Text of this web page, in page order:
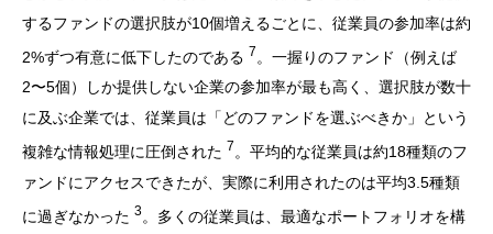
するファンドの選択肢が10個増えるごとに、従業員の参加率は約
2%ずつ有意に低下したのである 7 。一握りのファンド（例えば
2〜5個）しか提供しない企業の参加率が最も高く、選択肢が数十
に及ぶ企業では、従業員は「どのファンドを選ぶべきか」という
複雑な情報処理に圧倒された 7 。平均的な従業員は約18種類のフ
ァンドにアクセスできたが、実際に利用されたのは平均3.5種類
に過ぎなかった 3。多くの従業員は、最適なポートフォリオを構